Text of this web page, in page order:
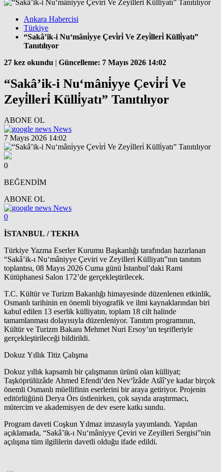
Ankara Habercisi
Türkiye
“Sakâ’ik-i Nu‘mâni̇yye Çevi̇ri̇ Ve Zeyi̇lleri̇ Külli̇yatı”
Tanıtılıyor
27 kez okundu | Güncelleme: 7 Mayıs 2026 14:02
“Sakâ’ik-i Nu‘mâni̇yye Çevi̇ri̇ Ve
Zeyi̇lleri̇ Külli̇yatı” Tanıtılıyor
ABONE OL
News
7 Mayıs 2026 14:02
0
BEĞENDİM
ABONE OL
News
0
İSTANBUL / TEKHA
Türkiye Yazma Eserler Kurumu Başkanlığı tarafından hazırlanan
“Sakâ’ik-ı Nu‘mâniyye Çeviri ve Zeyilleri Külliyatı”nın tanıtım
toplantısı, 08 Mayıs 2026 Cuma günü İstanbul’daki Rami
Kütüphanesi Salon 172’de gerçekleştirilecek.
T.C. Kültür ve Turizm Bakanlığı himayesinde düzenlenen etkinlik,
Osmanlı tarihinin en önemli biyografik ve ilmi kaynaklarından biri
kabul edilen 13 eserlik külliyatın, toplam 18 cilt halinde
tamamlanması dolayısıyla düzenleniyor. Tanıtım programının,
Kültür ve Turizm Bakanı Mehmet Nuri Ersoy’un teşrifleriyle
gerçekleştirileceği bildirildi.
Dokuz Yıllık Titiz Çalışma
Dokuz yıllık kapsamlı bir çalışmanın ürünü olan külliyat;
Taşköprülüzâde Ahmed Efendi’den Nev‘îzâde Atâî’ye kadar birçok
önemli Osmanlı müellifinin eserlerini bir araya getiriyor. Projenin
editörlüğünü Derya Örs üstlenirken, çok sayıda araştırmacı,
mütercim ve akademisyen de dev esere katkı sundu.
Program daveti Coşkun Yılmaz imzasıyla yayımlandı. Yapılan
açıklamada, “Sakâ’ik-ı Nu‘mâniyye Çeviri ve Zeyilleri Sergisi”nin
açılışına tüm ilgililerin davetli olduğu ifade edildi.